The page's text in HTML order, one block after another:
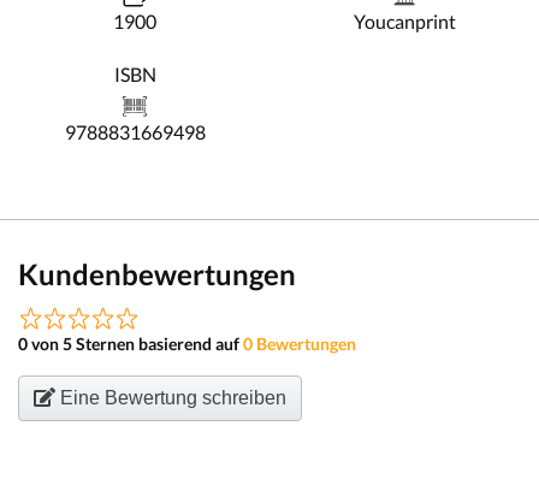
1900 Youcanprint
ISBN
9788831669498
Kundenbewertungen
0 von 5 Sternen basierend auf0 Bewertungen
Eine Bewertung schreiben